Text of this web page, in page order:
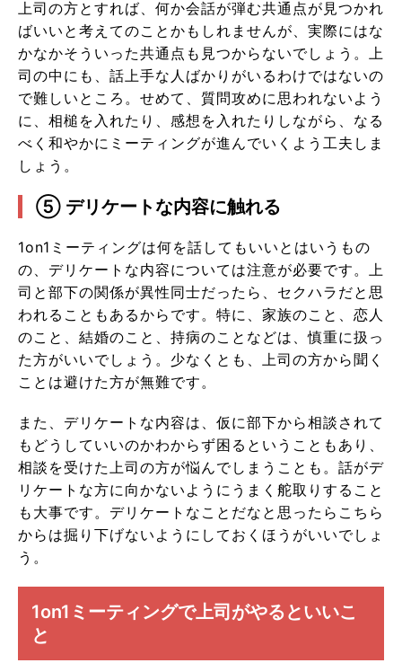
上司の方とすれば、何か会話が弾む共通点が見つかれ
ばいいと考えてのことかもしれませんが、実際にはな
かなかそういった共通点も見つからないでしょう。上
司の中にも、話上手な人ばかりがいるわけではないの
で難しいところ。せめて、質問攻めに思われないよう
に、相槌を入れたり、感想を入れたりしながら、なる
べく和やかにミーティングが進んでいくよう工夫しま
しょう。
⑤ デリケートな内容に触れる
1on1ミーティングは何を話してもいいとはいうもの
の、デリケートな内容については注意が必要です。上
司と部下の関係が異性同士だったら、セクハラだと思
われることもあるからです。特に、家族のこと、恋人
のこと、結婚のこと、持病のことなどは、慎重に扱っ
た方がいいでしょう。少なくとも、上司の方から聞く
ことは避けた方が無難です。
また、デリケートな内容は、仮に部下から相談されて
もどうしていいのかわからず困るということもあり、
相談を受けた上司の方が悩んでしまうことも。話がデ
リケートな方に向かないようにうまく舵取りすること
も大事です。デリケートなことだなと思ったらこちら
からは掘り下げないようにしておくほうがいいでしょ
う。
1on1ミーティングで上司がやるといいこ
と